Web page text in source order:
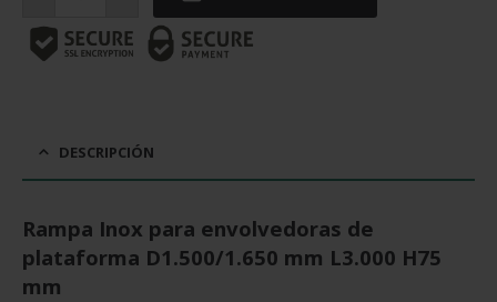
de
plataforma
D1.500/1.650
DESCRIPCIÓN
Rampa Inox para envolvedoras de
plataforma D1.500/1.650 mm L3.000 H75
mm